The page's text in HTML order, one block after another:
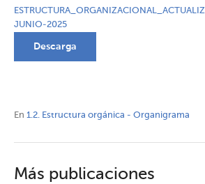
JUNIO-2025
Descarga
En 1.2. Estructura orgánica - Organigrama
Más publicaciones